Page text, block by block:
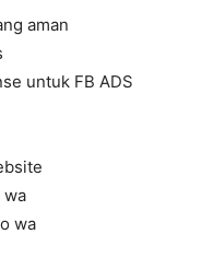
aman
untuk FB ADS
wa
wa